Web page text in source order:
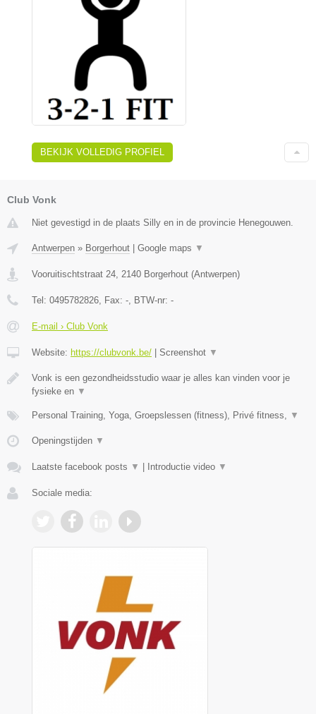
BEKIJK VOLLEDIG PROFIEL
Club Vonk
Niet gevestigd in de plaats Silly en in de provincie Henegouwen.
Antwerpen » Borgerhout | Google maps ▼
Vooruitischtstraat 24 2140 Borgerhout (Antwerpen)
Tel: 0495782826 , Fax: - , BTW-nr: -
E-mail › Club Vonk
Website: https://clubvonk.be/ | Screenshot ▼
Vonk is een gezondheidsstudio waar je alles kan vinden voor je
fysieke en ▼
Personal Training, Yoga, Groepslessen (fitness), Privé fitness, ▼
Openingstijden ▼
Laatste facebook posts ▼ | Introductie video ▼
Sociale media: